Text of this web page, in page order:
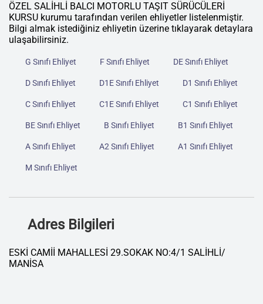
ÖZEL SALİHLİ BALCI MOTORLU TAŞIT SÜRÜCÜLERİ
KURSU kurumu tarafından verilen ehliyetler listelenmiştir.
Bilgi almak istediğiniz ehliyetin üzerine tıklayarak detaylara
ulaşabilirsiniz.
G Sınıfı Ehliyet F Sınıfı Ehliyet DE Sınıfı Ehliyet
D Sınıfı Ehliyet D1E Sınıfı Ehliyet D1 Sınıfı Ehliyet
C Sınıfı Ehliyet C1E Sınıfı Ehliyet C1 Sınıfı Ehliyet
BE Sınıfı Ehliyet B Sınıfı Ehliyet B1 Sınıfı Ehliyet
A Sınıfı Ehliyet A2 Sınıfı Ehliyet A1 Sınıfı Ehliyet
M Sınıfı Ehliyet
Adres Bilgileri
ESKİ CAMİİ MAHALLESİ 29.SOKAK NO:4/1 SALİHLİ/
MANİSA